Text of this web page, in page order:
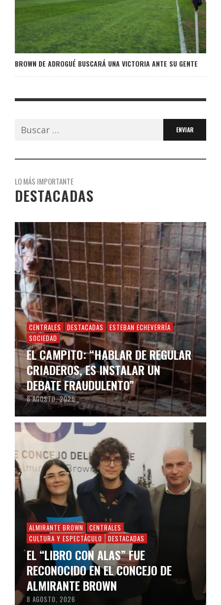
BROWN DE ADROGUÉ BUSCARÁ UNA VICTORIA ANTE SU GENTE
Buscar:
LO MÁS IMPORTANTE
DESTACADAS
CENTRALES DESTACADAS
ESTEBAN ECHEVERRÍA
SOCIEDAD
EL CAMPITO: “HABLAR DE REGULAR
CRIADEROS, ES INSTALAR UN
DEBATE FRAUDULENTO”
8 AGOSTO, 2026
ALMIRANTE BROWN
CENTRALES
CULTURA Y ESPECTÁCULO
DESTACADAS
EL “LIBRO CON ALAS” FUE
RECONOCIDO EN EL CONCEJO DE
ALMIRANTE BROWN
8 AGOSTO, 2026